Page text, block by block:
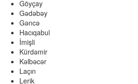
Göyçay
Gədəbəy
Gəncə
Hacıqabul
İmişli
Kürdəmir
Kəlbəcər
Laçın
Lerik